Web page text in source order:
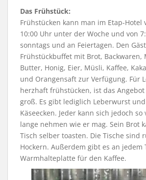
Das Frühstück:
Frühstücken kann man im Etap-Hotel
10:00 Uhr unter der Woche und von
sonntags und an Feiertagen. Den
Frühstückbuffet mit Brot, Backwaren,
Butter, Honig, Eier, Müsli, Kaffee,
und Orangensaft zur Verfügung. Für
herzhaft frühstücken, ist das
groß. Es gibt lediglich Leberwurst
Käseecken. Jeder kann sich jedoch
lange nehmen wie er mag. Sein Brot
Tisch selber toasten. Die Tische sind
Hockern. Außerdem gibt es an jedem
Warmhalteplatte für den Kaffee.